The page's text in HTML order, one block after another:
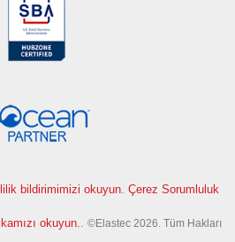
bildirimimizi okuyun. Çerez Sorumluluk
okuyun.. ©Elastec 2026. Tüm Hakları